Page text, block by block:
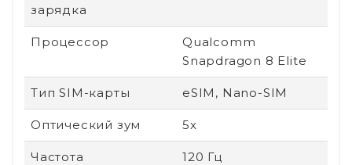
зарядка
Процессор
Qualcomm
Snapdragon 8 Elite
Тип SIM-карты eSIM, Nano-SIM
Оптический зум 5x
Частота
120 Гц